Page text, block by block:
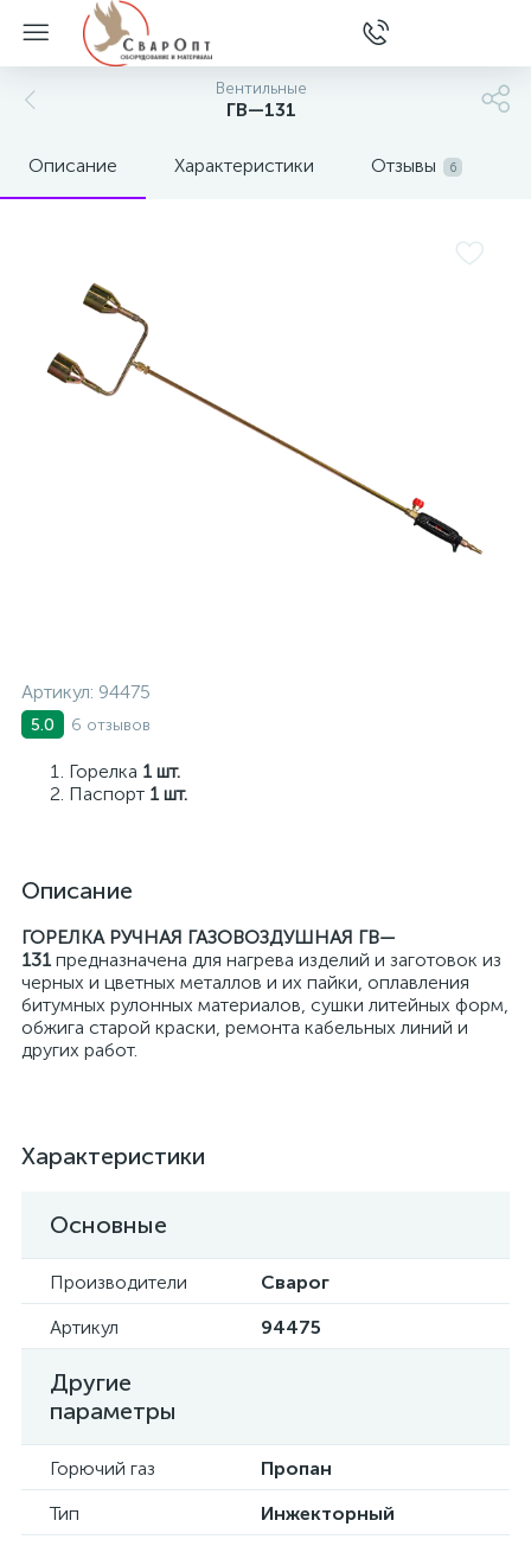
Вентильные
ГВ—131
Описание Характеристики Отзывы 6
Артикул: 94475
5.0 6 отзывов
Горелка 1 шт.
Паспорт 1 шт.
Описание
ГОРЕЛКА РУЧНАЯ ГАЗОВОЗДУШНАЯ ГВ—
131предназначена для нагрева изделий и заготовок из
черных и цветных металлов и их пайки, оплавления
битумных рулонных материалов, сушки литейных форм,
обжига старой краски, ремонта кабельных линий и
других работ.
Характеристики
Основные
Производители
Сварог
Артикул
94475
Другие
параметры
Горючий газ
Пропан
Тип
Инжекторный